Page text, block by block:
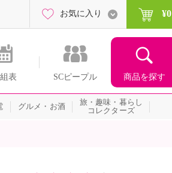
表 SCピープル 商品を探す
お気に入り ¥0
グルメ・お酒
旅・趣味・暮らし
コレクターズ